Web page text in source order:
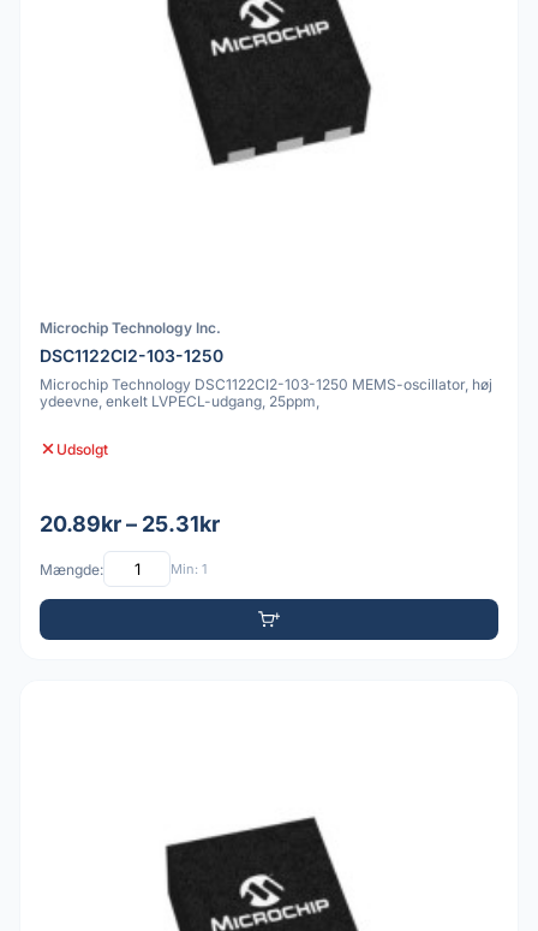
Microchip Technology Inc.
DSC1122CI2-103-1250
Microchip Technology DSC1122CI2-103-1250 MEMS-oscillator, høj
ydeevne, enkelt LVPECL-udgang, 25ppm,
Udsolgt
20.89kr – 25.31kr
Mængde: Min: 1